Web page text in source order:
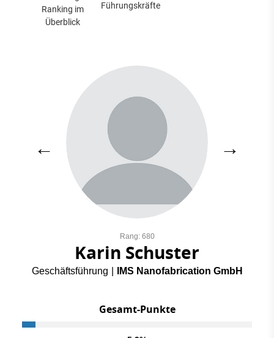
Ranking im
Überblick
Führungskräfte
← →
Rang: 680
Karin Schuster
Geschäftsführung IMS Nanofabrication GmbH
Gesamt-Punkte